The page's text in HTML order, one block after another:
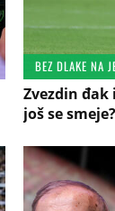
BEZ DLAKE NA
Zvezdin đak
još se